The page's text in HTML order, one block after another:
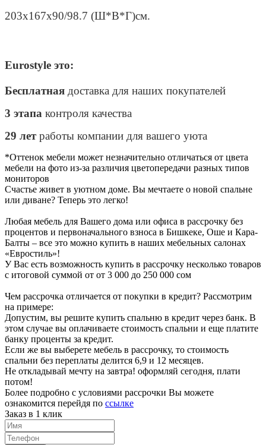
203х167х90/98.7 (Ш*В*Г)см.
Eurostyle это:
Бесплатная доставка для наших покупателей
3 этапа контроля качества
29 лет работы компании для вашего уюта
*Оттенок мебели может незначительно отличаться от цвета
мебели на фото из-за различия цветопередачи разных типов
мониторов
Счастье живет в уютном доме. Вы мечтаете о новой спальне
или диване? Теперь это легко!
Любая мебель для Вашего дома или офиса в рассрочку без
процентов и первоначального взноса в Бишкеке, Оше и Кара-
Балты – все это можно купить в наших мебельных салонах
«Евростиль»!
У Вас есть возможность купить в рассрочку несколько товаров
с итоговой суммой от от 3 000 до 250 000 сом
Чем рассрочка отличается от покупки в кредит? Рассмотрим
на примере:
Допустим, вы решите купить спальню в кредит через банк. В
этом случае вы оплачиваете стоимость спальни и еще платите
банку проценты за кредит.
Если же вы выберете мебель в рассрочку, то стоимость
спальни без переплаты делится 6,9 и 12 месяцев.
Не откладывай мечту на завтра! оформляй сегодня, плати
потом!
Более подробно с условиями рассрочки Вы можете
ознакомится перейдя по ссылке
Заказ в 1 клик